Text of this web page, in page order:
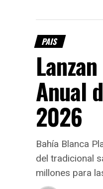
PAIS
Anual
2026
Bahía Blanca
del tradicional
millones para